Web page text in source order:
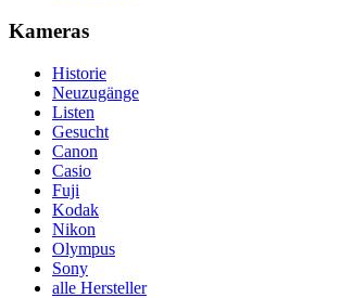
Kameras
Historie
Neuzugänge
Listen
Gesucht
Canon
Casio
Fuji
Kodak
Nikon
Olympus
Sony
alle Hersteller